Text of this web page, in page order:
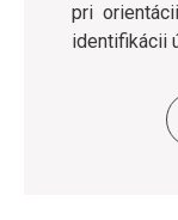
pri
identifikácii